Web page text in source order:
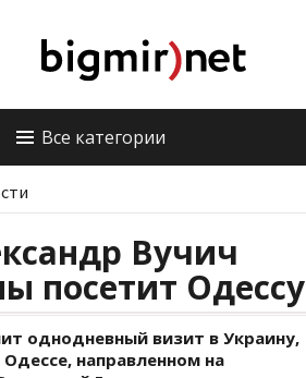
Все категории
Вучич
посетит Одессу
однодневный визит в Украину,
направленном на